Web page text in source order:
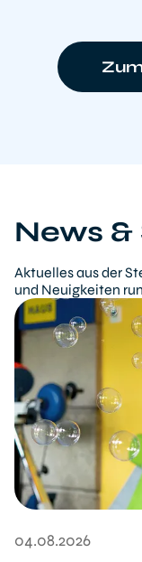
News
Aktuelles aus der
und Neuigkeiten
04.08.2026